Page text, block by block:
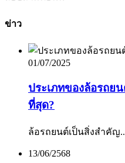
ข่าว
01/07/2025
ประเภทของล้อรถย
ที่สุด?
ล้อรถยนต์เป็นสิ่งสำคัญ
13/06/2568